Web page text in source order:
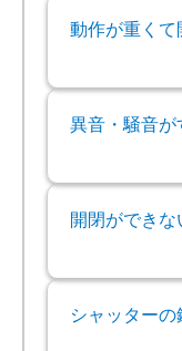
動作が重くて
異音・騒音が
開閉ができな
シャッター